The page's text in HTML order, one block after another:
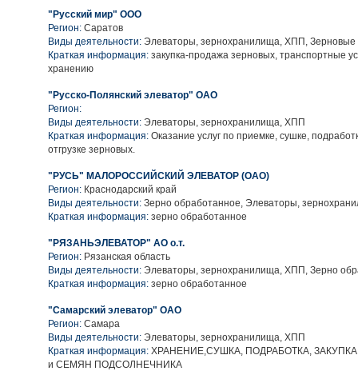
"Русский мир" ООО
Регион: Саратов
Виды деятельности: Элеваторы, зернохранилища, ХПП, Зерновые
Краткая информация: закупка-продажа зерновых, транспортные
хранению
"Русско-Полянский элеватор" ОАО
Регион:
Виды деятельности: Элеваторы, зернохранилища, ХПП
Краткая информация: Оказание услуг по приемке, сушке,
отгрузке зерновых.
"РУСЬ" МАЛОРОССИЙСКИЙ ЭЛЕВАТОР (ОАО)
Регион: Краснодарский край
Виды деятельности: Зерно обработанное, Элеваторы,
Краткая информация: зерно обработанное
"РЯЗАНЬЭЛЕВАТОР" АО о.т.
Регион: Рязанская область
Виды деятельности: Элеваторы, зернохранилища, ХПП, Зерно
Краткая информация: зерно обработанное
"Самарский элеватор" ОАО
Регион: Самара
Виды деятельности: Элеваторы, зернохранилища, ХПП
Краткая информация: ХРАНЕНИЕ,СУШКА, ПОДРАБОТКА,
и СЕМЯН ПОДСОЛНЕЧНИКА